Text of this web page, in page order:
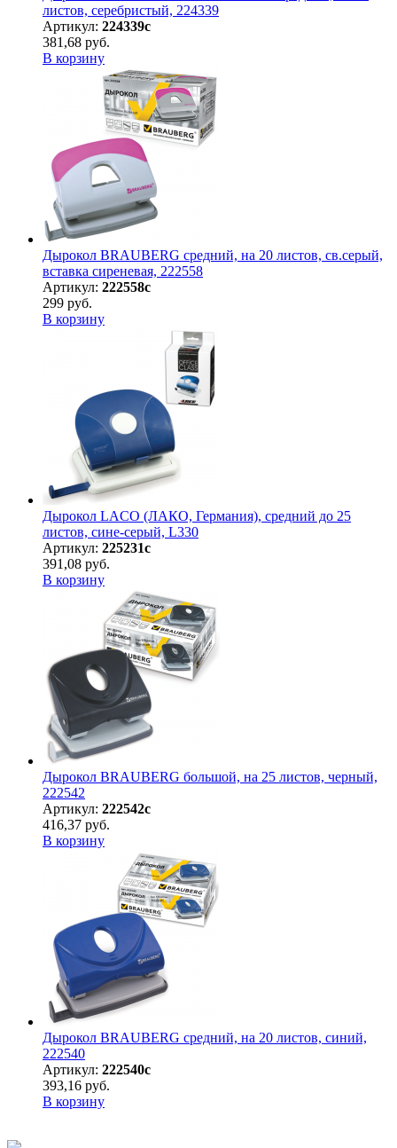
листов, серебристый, 224339
Артикул: 224339с
381,68 руб.
В корзину
Дырокол BRAUBERG средний, на 20 листов, св.серый,
вставка сиреневая, 222558
Артикул: 222558с
299 руб.
В корзину
Дырокол LACO (ЛАКО, Германия), средний до 25
листов, сине-серый, L330
Артикул: 225231с
391,08 руб.
В корзину
Дырокол BRAUBERG большой, на 25 листов, черный,
222542
Артикул: 222542с
416,37 руб.
В корзину
Дырокол BRAUBERG средний, на 20 листов, синий,
222540
Артикул: 222540с
393,16 руб.
В корзину